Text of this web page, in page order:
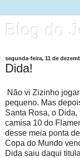
Blog do
segunda-feira, 11 de
Dida!
Não vi Zizinho
pequeno. Mas
Santa Rosa, o
camisa 10 do
desse meia ponta
Copa do Mundo
Dida saiu daqui